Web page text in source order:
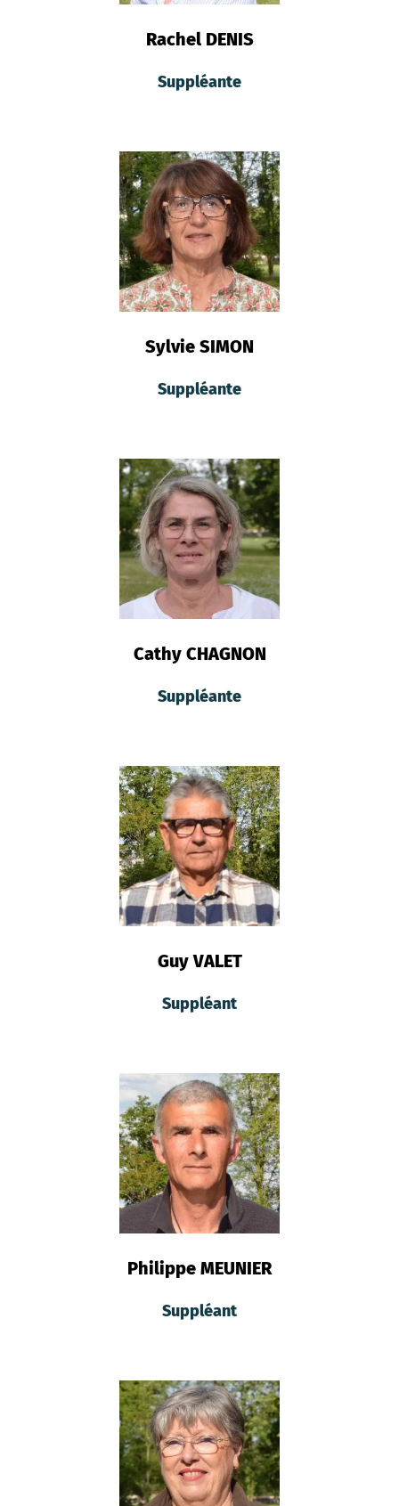
Rachel DENIS
Suppléante
Sylvie SIMON
Suppléante
Cathy CHAGNON
Suppléante
Guy VALET
Suppléant
Philippe MEUNIER
Suppléant